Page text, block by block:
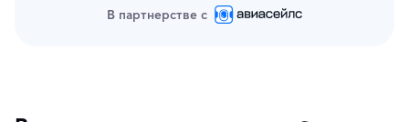
В партнерстве с